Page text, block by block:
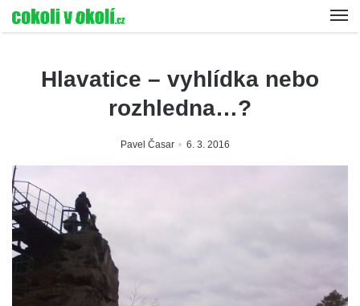
Hlavatice – vyhlídka nebo
rozhledna…?
Pavel Časar 6. 3. 2016